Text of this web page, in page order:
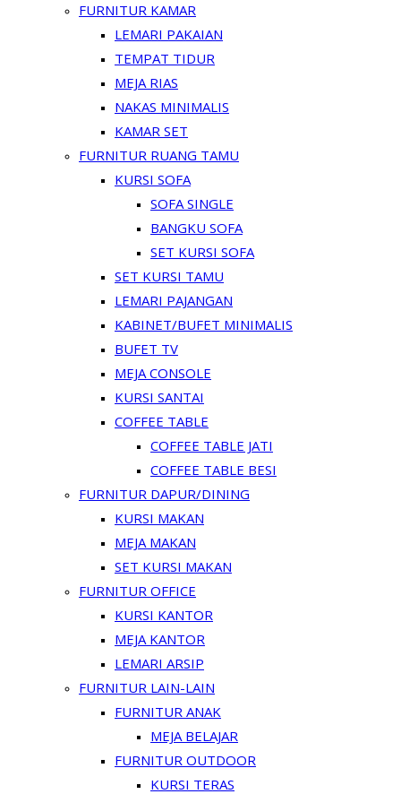
FURNITUR KAMAR
LEMARI PAKAIAN
TEMPAT TIDUR
MEJA RIAS
NAKAS MINIMALIS
KAMAR SET
FURNITUR RUANG TAMU
KURSI SOFA
SOFA SINGLE
BANGKU SOFA
SET KURSI SOFA
SET KURSI TAMU
LEMARI PAJANGAN
KABINET/BUFET MINIMALIS
BUFET TV
MEJA CONSOLE
KURSI SANTAI
COFFEE TABLE
COFFEE TABLE JATI
COFFEE TABLE BESI
FURNITUR DAPUR/DINING
KURSI MAKAN
MEJA MAKAN
SET KURSI MAKAN
FURNITUR OFFICE
KURSI KANTOR
MEJA KANTOR
LEMARI ARSIP
FURNITUR LAIN-LAIN
FURNITUR ANAK
MEJA BELAJAR
FURNITUR OUTDOOR
KURSI TERAS